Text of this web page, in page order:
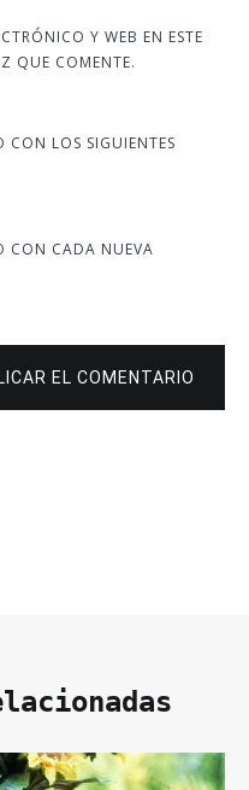
Y WEB EN ESTE
QUE COMENTE.
CON LOS SIGUIENTES
CON CADA NUEVA
EL COMENTARIO